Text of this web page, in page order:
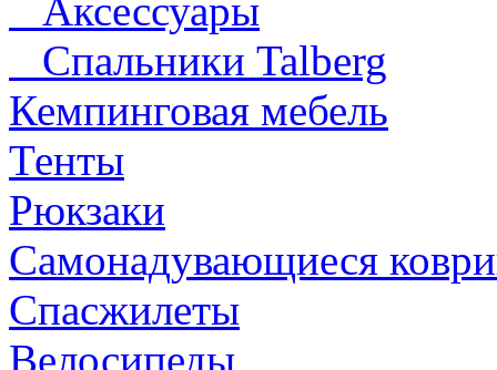
Аксессуары
Спальники Talberg
Кемпинговая мебель
Тенты
Рюкзаки
Самонадувающиеся
Спасжилеты
Велосипеды